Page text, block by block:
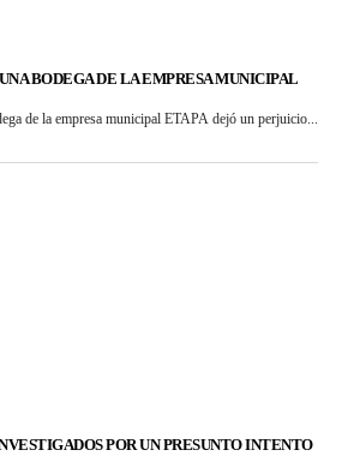
BODEGA DE LA EMPRESA MUNICIPAL
de la empresa municipal ETAPA dejó un perjuicio...
POR UN PRESUNTO INTENTO